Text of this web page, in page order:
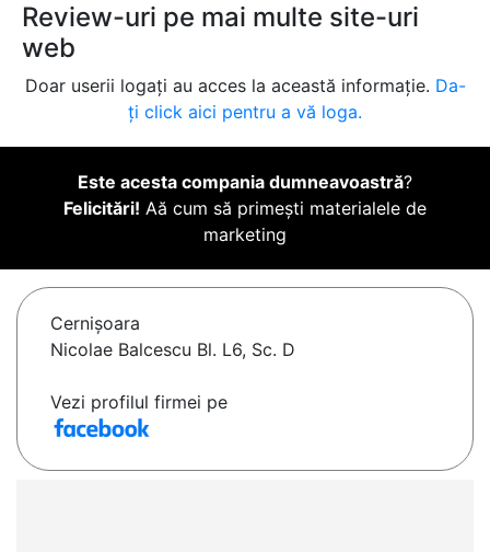
Review-uri pe mai multe site-uri
web
Doar userii logați au acces la această informație. Da-
ți click aici pentru a vă loga.
Este acesta compania dumneavoastră?
Felicitări! Aă cum să primești materialele de
marketing
Cernişoara
Nicolae Balcescu Bl. L6, Sc. D
Vezi profilul firmei pe